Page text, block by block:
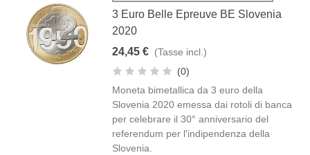
3 Euro Belle Epreuve BE Slovenia
2020
24,45 € (Tasse incl.)
(0)
Moneta bimetallica da 3 euro della
Slovenia 2020 emessa dai rotoli di banca
per celebrare il 30° anniversario del
referendum per l'indipendenza della
Slovenia.